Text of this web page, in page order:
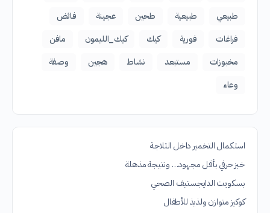
طبيعي
طبيعية طحين عجينة
فائض
فراغات
فورية كيك كيك_الليمون
مافن
مخبوزات
مستبعد نشاط هجين
وصفة
وعاء
استكمال التخمير داخل الثلاجة
خبز حرفي بأقل مجهود… ونتيجة مذهلة
بسكويت الدايجستيف الصحي
كوكيز متوازن ولذيذ للأطفال